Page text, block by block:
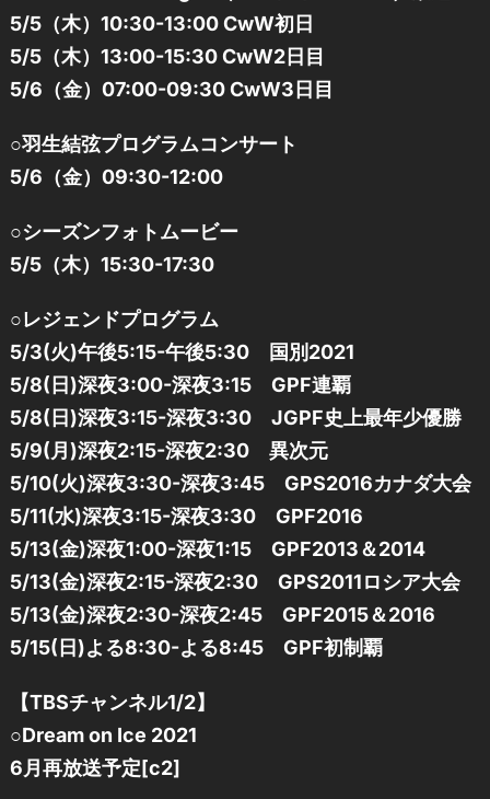
5/5（木）10:30-13:00 CwW初日
5/5（木）13:00-15:30 CwW2日目
5/6（金）07:00-09:30 CwW3日目
○羽生結弦プログラムコンサート
5/6（金）09:30-12:00
○シーズンフォトムービー
5/5（木）15:30-17:30
○レジェンドプログラム
5/3(火)午後5:15-午後5:30 国別2021
5/8(日)深夜3:00-深夜3:15 GPF連覇
5/8(日)深夜3:15-深夜3:30 JGPF史上最年少優勝
5/9(月)深夜2:15-深夜2:30 異次元
5/10(火)深夜3:30-深夜3:45 GPS2016カナダ大会
5/11(水)深夜3:15-深夜3:30 GPF2016
5/13(金)深夜1:00-深夜1:15 GPF2013＆2014
5/13(金)深夜2:15-深夜2:30 GPS2011ロシア大会
5/13(金)深夜2:30-深夜2:45 GPF2015＆2016
5/15(日)よる8:30-よる8:45 GPF初制覇
【TBSチャンネル1/2】
○Dream on Ice 2021
6月再放送予定[c2]